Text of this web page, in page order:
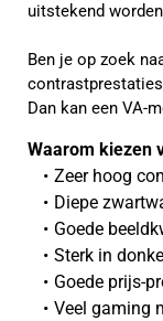
uitstekend
Ben je op zoek
Dan kan een VA-
Waarom kiezen
Zeer hoog
Diepe
Goede
Sterk in
Goede prijs-
Veel gaming